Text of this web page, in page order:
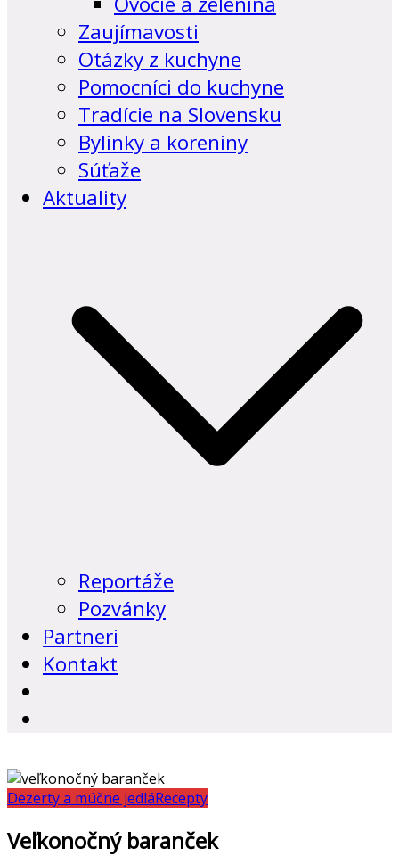
Zaujímavosti
Otázky z kuchyne
Pomocníci do kuchyne
Tradície na Slovensku
Bylinky a koreniny
Súťaže
Aktuality
Reportáže
Pozvánky
Partneri
Kontakt
Dezerty a múčne jedláRecepty
Veľkonočný baranček